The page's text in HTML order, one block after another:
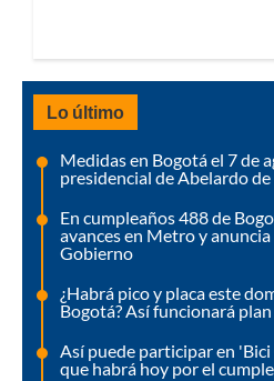
Lo último
Medidas en Bogotá el 7 de
presidencial de Abelardo
En cumpleaños 488 de
avances en Metro y
Gobierno
¿Habrá pico y placa este
Bogotá? Así funcionará
Así puede participar en
que habrá hoy por el